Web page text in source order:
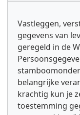
Vastleggen,
gegevens van
geregeld in de
belangrijke
krachtig kun je
toestemming